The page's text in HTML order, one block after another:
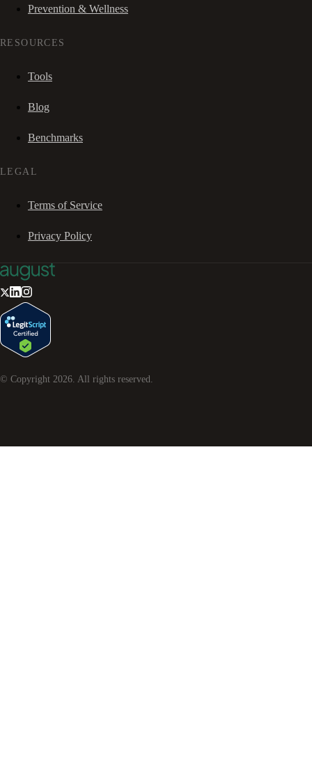
Prevention & Wellness
RESOURCES
Tools
Blog
Benchmarks
LEGAL
Terms of Service
Privacy Policy
© Copyright 2026. All rights reserved.